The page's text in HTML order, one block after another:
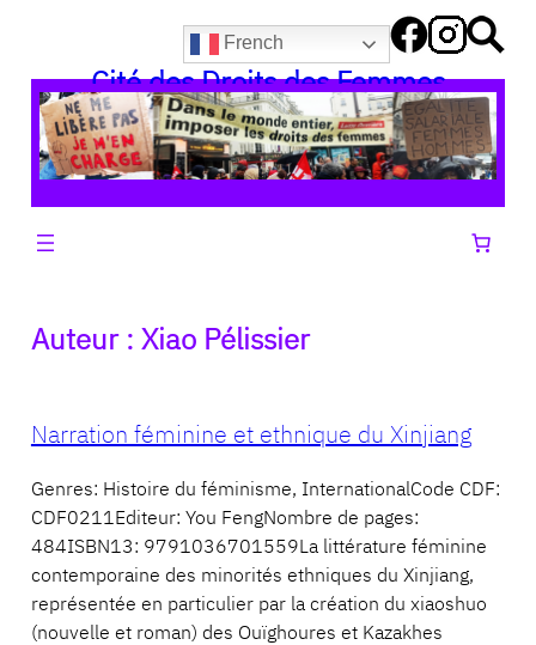
contenu
French
Cité des Droits des Femmes
Auteur : Xiao Pélissier
Narration féminine et ethnique du Xinjiang
Genres: Histoire du féminisme, InternationalCode CDF:
CDF0211Editeur: You FengNombre de pages:
484ISBN13: 9791036701559La littérature féminine
contemporaine des minorités ethniques du Xinjiang,
représentée en particulier par la création du xiaoshuo
(nouvelle et roman) des Ouïghoures et Kazakhes